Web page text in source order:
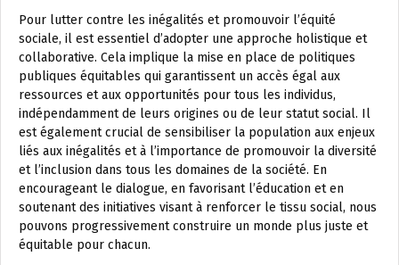
Pour lutter contre les inégalités et promouvoir l’équité
sociale, il est essentiel d’adopter une approche holistique et
collaborative. Cela implique la mise en place de politiques
publiques équitables qui garantissent un accès égal aux
ressources et aux opportunités pour tous les individus,
indépendamment de leurs origines ou de leur statut social. Il
est également crucial de sensibiliser la population aux enjeux
liés aux inégalités et à l’importance de promouvoir la diversité
et l’inclusion dans tous les domaines de la société. En
encourageant le dialogue, en favorisant l’éducation et en
soutenant des initiatives visant à renforcer le tissu social, nous
pouvons progressivement construire un monde plus juste et
équitable pour chacun.